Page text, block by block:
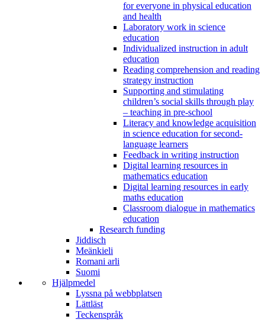
for everyone in physical education
and health
Laboratory work in science
education
Individualized instruction in adult
education
Reading comprehension and reading
strategy instruction
Supporting and stimulating
children’s social skills through play
– teaching in pre-school
Literacy and knowledge acquisition
in science education for second-
language learners
Feedback in writing instruction
Digital learning resources in
mathematics education
Digital learning resources in early
maths education
Classroom dialogue in mathematics
education
Research funding
Jiddisch
Meänkieli
Romani arli
Suomi
Hjälpmedel
Lyssna på webbplatsen
Lättläst
Teckenspråk